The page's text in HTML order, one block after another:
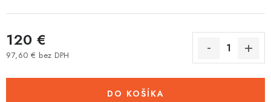
120 €
97,60 € bez DPH
DO KOŠÍKA